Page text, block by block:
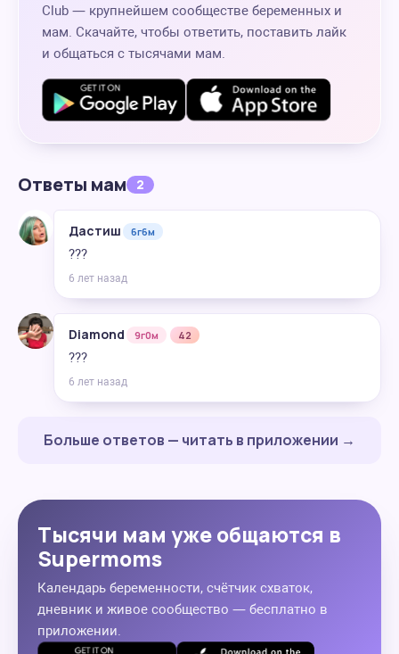
Club — крупнейшем сообществе беременных и
мам. Скачайте, чтобы ответить, поставить лайк
и общаться с тысячами мам.
Ответы мам 2
Дастиш 6г6м
???
6 лет назад
Diamond 9г0м 42
???
6 лет назад
Больше ответов — читать в приложении →
Тысячи мам уже общаются в
Supermoms
Календарь беременности, счётчик схваток,
дневник и живое сообщество — бесплатно в
приложении.